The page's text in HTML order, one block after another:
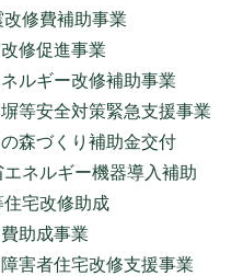
修費補助事業
修促進事業
ルギー改修補助事業
等安全対策緊急支援事業
森づくり補助金交付
ネルギー機器導入補助
宅改修助成
助成事業
害者住宅改修支援事業